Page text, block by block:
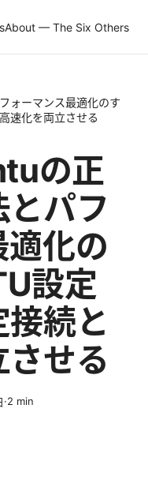
About — The Six Others
ォーマンス最適化のす
速化を両立させる
の正
とパフ
適化の
設定
続と
せる
·2 min